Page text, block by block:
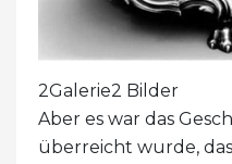
2Galerie2 Bilder
Aber es war das
überreicht wurde,